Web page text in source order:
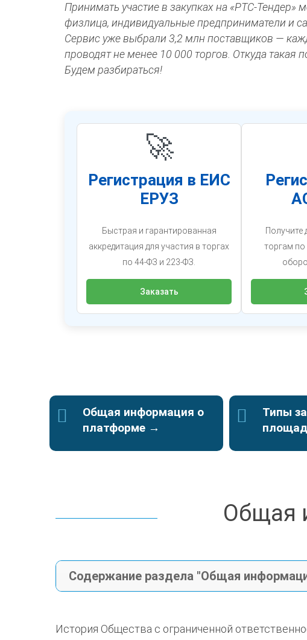
Принимать участие в закупках на «РТС-Тендер»
физлица, индивидуальные предприниматели и
Сервис уже выбрали 3,2 млн поставщиков —
проводят не менее 10 000 торгов. Откуда такая
Будем разбираться!
🚀
Регистрация в ЕИС
ЕРУЗ
Быстрая и гарантированная
аккредитация для участия в торгах
по 44-ФЗ и 223-ФЗ.
Заказать
Получите
торгам по
Общая информация о
платформе →
Типы
Общая
Cодержание раздела "Общая
История Общества с ограниченной